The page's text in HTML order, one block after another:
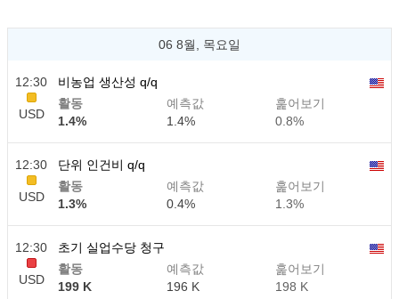
06 8월, 목요일
12:30
USD
비농업 생산성 q/q
활동
1.4%
예측값
1.4%
훑어보기
0.8%
12:30
USD
단위 인건비 q/q
활동
1.3%
예측값
0.4%
훑어보기
1.3%
12:30
USD
초기 실업수당 청구
활동
199 K
예측값
196 K
훑어보기
198 K